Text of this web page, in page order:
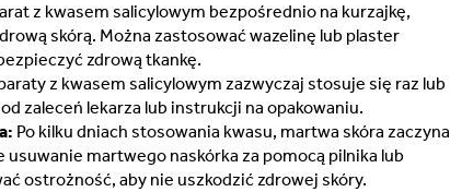
z kwasem salicylowym bezpośrednio na kurzajkę,
skórą. Można zastosować wazelinę lub plaster
zdrową tkankę.
z kwasem salicylowym zazwyczaj stosuje się raz lub
zaleceń lekarza lub instrukcji na opakowaniu.
Po kilku dniach stosowania kwasu, martwa skóra zaczyna
usuwanie martwego naskórka za pomocą pilnika lub
ostrożność, aby nie uszkodzić zdrowej skóry.